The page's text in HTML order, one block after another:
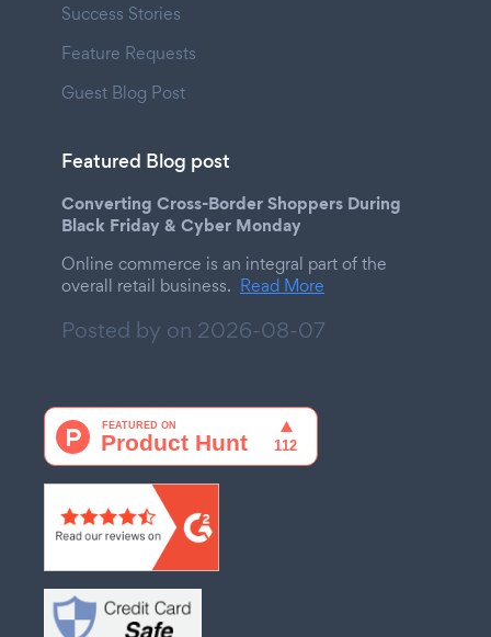
Success Stories
Feature Requests
Guest Blog Post
Featured Blog post
Converting Cross-Border Shoppers During
Black Friday & Cyber Monday
Online commerce is an integral part of the
overall retail business. Read More
Posted by on 2026-08-07